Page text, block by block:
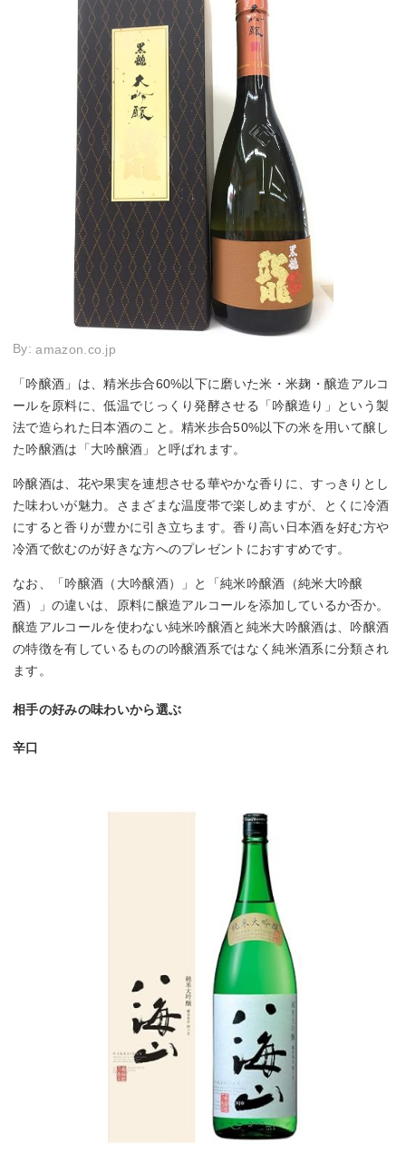
By:amazon.co.jp
「吟醸酒」は、精米歩合60%以下に磨いた米・米麹・醸造アルコ
ールを原料に、低温でじっくり発酵させる「吟醸造り」という製
法で造られた日本酒のこと。精米歩合50%以下の米を用いて醸し
た吟醸酒は「大吟醸酒」と呼ばれます。
吟醸酒は、花や果実を連想させる華やかな香りに、すっきりとし
た味わいが魅力。さまざまな温度帯で楽しめますが、とくに冷酒
にすると香りが豊かに引き立ちます。香り高い日本酒を好む方や
冷酒で飲むのが好きな方へのプレゼントにおすすめです。
なお、「吟醸酒（大吟醸酒）」と「純米吟醸酒（純米大吟醸
酒）」の違いは、原料に醸造アルコールを添加しているか否か。
醸造アルコールを使わない純米吟醸酒と純米大吟醸酒は、吟醸酒
の特徴を有しているものの吟醸酒系ではなく純米酒系に分類され
ます。
相手の好みの味わいから選ぶ
辛口